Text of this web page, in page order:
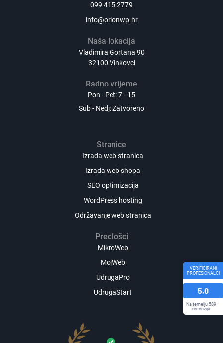
099 415 2779
info@orionwp.hr
Naša lokacija
Vladimira Gortana 90
32100 Vinkovci
Radno vrijeme
Pon - Pet: 7 - 15
Sub - Nedj: Zatvoreno
Stranice
Izrada web stranica
Izrada web shopa
SEO optimizacija
WordPress hosting
Održavanje web stranica
Predlošci
MikroWeb
MojWeb
UdrugaPro
UdrugaStart
VERIFICIRANI
PROFESIONALCI
5,0
Na temelju 589
recenzija